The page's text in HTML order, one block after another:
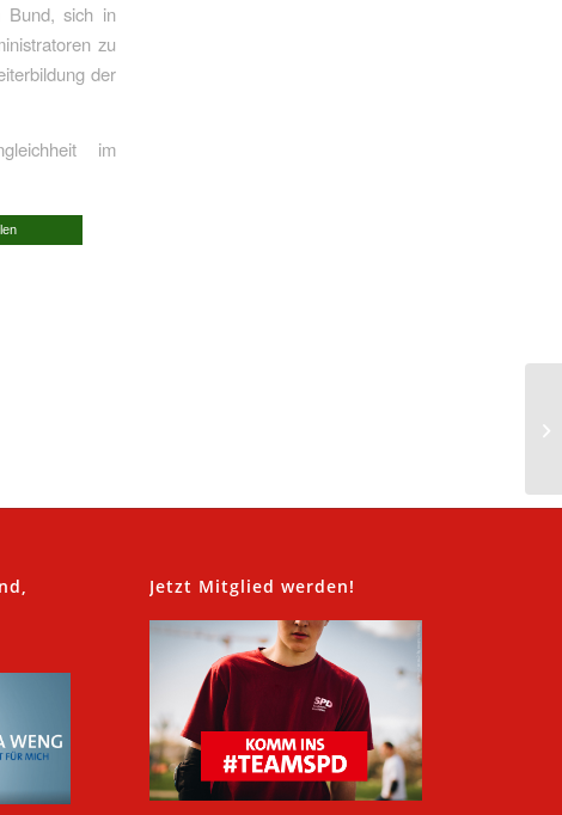
Bund, sich in
zu
der
im
Jetzt Mitglied werden!